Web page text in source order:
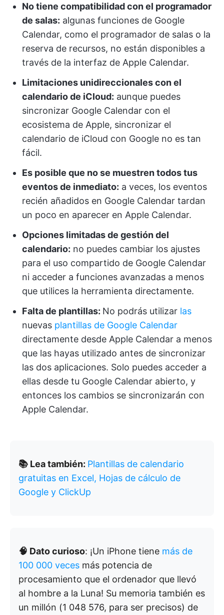
No tiene compatibilidad con el programador
de salas: algunas funciones de Google
Calendar, como el programador de salas o la
reserva de recursos, no están disponibles a
través de la interfaz de Apple Calendar.
Limitaciones unidireccionales con el
calendario de iCloud: aunque puedes
sincronizar Google Calendar con el
ecosistema de Apple, sincronizar el
calendario de iCloud con Google no es tan
fácil.
Es posible que no se muestren todos tus
eventos de inmediato: a veces, los eventos
recién añadidos en Google Calendar tardan
un poco en aparecer en Apple Calendar.
Opciones limitadas de gestión del
calendario: no puedes cambiar los ajustes
para el uso compartido de Google Calendar
ni acceder a funciones avanzadas a menos
que utilices la herramienta directamente.
Falta de plantillas: No podrás utilizar las
nuevas plantillas de Google Calendar
directamente desde Apple Calendar a menos
que las hayas utilizado antes de sincronizar
las dos aplicaciones. Solo puedes acceder a
ellas desde tu Google Calendar abierto, y
entonces los cambios se sincronizarán con
Apple Calendar.
📚 Lea también: Plantillas de calendario
gratuitas en Excel, Hojas de cálculo de
Google y ClickUp
🧠 Dato curioso: ¡Un iPhone tiene más de
100 000 veces más potencia de
procesamiento que el ordenador que llevó
al hombre a la Luna! Su memoria también es
un millón (1 048 576, para ser precisos) de